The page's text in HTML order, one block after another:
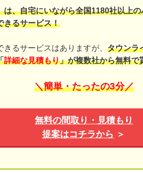
は、自宅にいながら全国1180社以上
きるサービス！
るサービスはありますが、 タウンラ
詳細な見積もり」が複数社から無料で
＼簡単・たったの3分／
無料の間取り・見積もり
提案はコチラから ＞